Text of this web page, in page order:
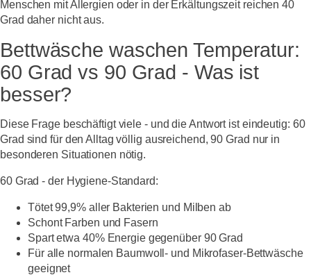
Menschen mit Allergien oder in der Erkältungszeit reichen 40
Grad daher nicht aus.
Bettwäsche waschen Temperatur:
60 Grad vs 90 Grad - Was ist
besser?
Diese Frage beschäftigt viele - und die Antwort ist eindeutig: 60
Grad sind für den Alltag völlig ausreichend, 90 Grad nur in
besonderen Situationen nötig.
60 Grad - der Hygiene-Standard:
Tötet 99,9% aller Bakterien und Milben ab
Schont Farben und Fasern
Spart etwa 40% Energie gegenüber 90 Grad
Für alle normalen Baumwoll- und Mikrofaser-Bettwäsche
geeignet